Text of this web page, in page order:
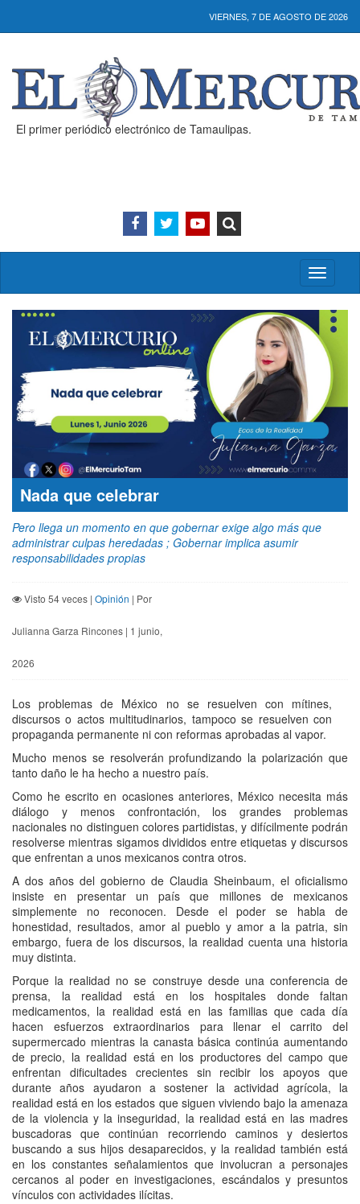
VIERNES, 7 DE AGOSTO DE 2026
El primer periódico electrónico de Tamaulipas.
Activar/
menú
Nada que celebrar
Pero llega un momento en que gobernar exige algo más que
administrar culpas heredadas ; Gobernar implica asumir
responsabilidades propias
Visto 54 veces | Opinión | Por
Julianna Garza Rincones | 1 junio,
2026
Los problemas de México no se resuelven con mítines,
discursos o actos multitudinarios, tampoco se resuelven con
propaganda permanente ni con reformas aprobadas al vapor.
Mucho menos se resolverán profundizando la polarización que
tanto daño le ha hecho a nuestro país.
Como he escrito en ocasiones anteriores, México necesita más
diálogo y menos confrontación, los grandes problemas
nacionales no distinguen colores partidistas, y difícilmente podrán
resolverse mientras sigamos divididos entre etiquetas y discursos
que enfrentan a unos mexicanos contra otros.
A dos años del gobierno de Claudia Sheinbaum, el oficialismo
insiste en presentar un país que millones de mexicanos
simplemente no reconocen. Desde el poder se habla de
honestidad, resultados, amor al pueblo y amor a la patria, sin
embargo, fuera de los discursos, la realidad cuenta una historia
muy distinta.
Porque la realidad no se construye desde una conferencia de
prensa, la realidad está en los hospitales donde faltan
medicamentos, la realidad está en las familias que cada día
hacen esfuerzos extraordinarios para llenar el carrito del
supermercado mientras la canasta básica continúa aumentando
de precio, la realidad está en los productores del campo que
enfrentan dificultades crecientes sin recibir los apoyos que
durante años ayudaron a sostener la actividad agrícola, la
realidad está en los estados que siguen viviendo bajo la amenaza
de la violencia y la inseguridad, la realidad está en las madres
buscadoras que continúan recorriendo caminos y desiertos
buscando a sus hijos desaparecidos, y la realidad también está
en los constantes señalamientos que involucran a personajes
cercanos al poder en investigaciones, escándalos y presuntos
vínculos con actividades ilícitas.